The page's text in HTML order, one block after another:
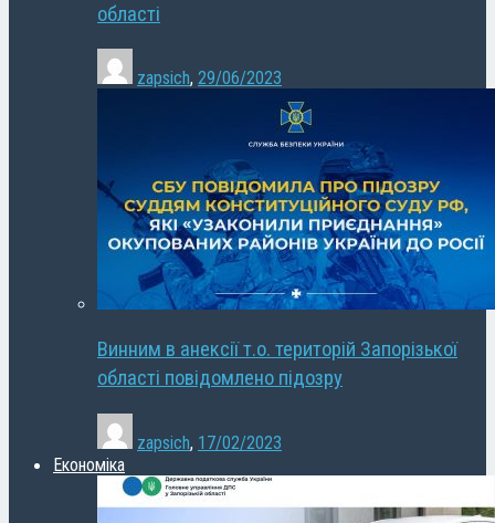
області
zapsich, 29/06/2023
Винним в анексії т.о. територій Запорізької
області повідомлено підозру
zapsich, 17/02/2023
Економіка